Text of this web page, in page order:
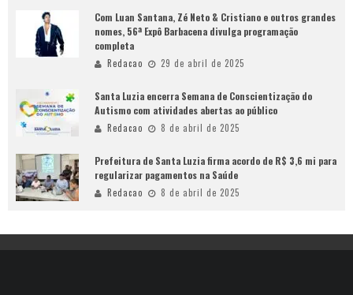
Com Luan Santana, Zé Neto & Cristiano e outros grandes
nomes, 56ª Expô Barbacena divulga programação
completa
Redacao 29 de abril de 2025
Santa Luzia encerra Semana de Conscientização do
Autismo com atividades abertas ao público
Redacao 8 de abril de 2025
Prefeitura de Santa Luzia firma acordo de R$ 3,6 mi para
regularizar pagamentos na Saúde
Redacao 8 de abril de 2025